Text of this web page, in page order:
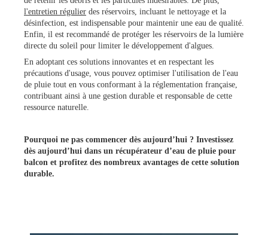
l'entretien régulier des réservoirs, incluant le nettoyage et la
désinfection, est indispensable pour maintenir une eau de qualité.
Enfin, il est recommandé de protéger les réservoirs de la lumière
directe du soleil pour limiter le développement d'algues.
En adoptant ces solutions innovantes et en respectant les
précautions d'usage, vous pouvez optimiser l'utilisation de l'eau
de pluie tout en vous conformant à la réglementation française,
contribuant ainsi à une gestion durable et responsable de cette
ressource naturelle.
Pourquoi ne pas commencer dès aujourd’hui ? Investissez
dès aujourd’hui dans un récupérateur d’eau de pluie pour
balcon et profitez des nombreux avantages de cette solution
durable.